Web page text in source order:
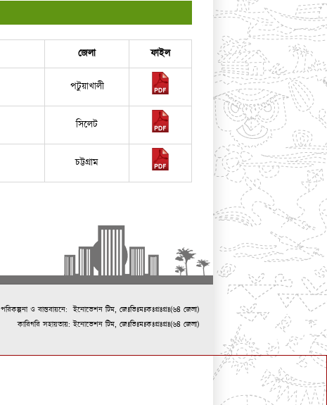
জেলা ফাইল
পটুয়াখালী
সিলেট
চট্টগ্রাম
পরিকল্পনা ও বাস্তবায়নে:ইনোভেশন টিম, জেঃভিঃমঃকঃপ্রঃপ্রঃ(৬৪ জেলা)
কারিগরি সহায়তায়: ইনোভেশন টিম, জেঃভিঃমঃকঃপ্রঃপ্রঃ(৬৪ জেলা)